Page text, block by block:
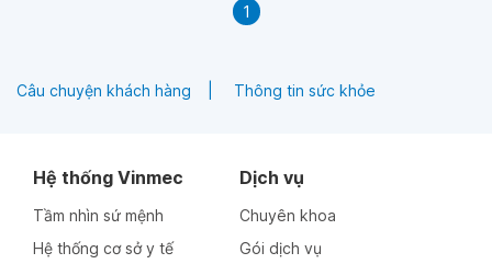
1
Câu chuyện khách hàng Thông tin sức khỏe
Hệ thống Vinmec
Tầm nhìn sứ mệnh
Hệ thống cơ sở y tế
Dịch vụ
Chuyên khoa
Gói dịch vụ